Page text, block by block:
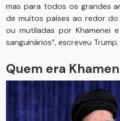
mas para todos os grandes
de muitos países ao redor
ou mutiladas por Khamenei
sanguinários”, escreveu Trump.
Quem era